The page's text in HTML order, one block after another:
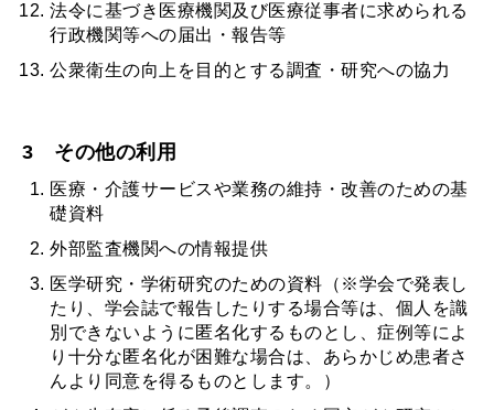
法令に基づき医療機関及び医療従事者に求められる
行政機関等への届出・報告等
公衆衛生の向上を目的とする調査・研究への協力
3 その他の利用
医療・介護サービスや業務の維持・改善のための基
礎資料
外部監査機関への情報提供
医学研究・学術研究のための資料（※学会で発表し
たり、学会誌で報告したりする場合等は、個人を識
別できないように匿名化するものとし、症例等によ
り十分な匿名化が困難な場合は、あらかじめ患者さ
んより同意を得るものとします。）